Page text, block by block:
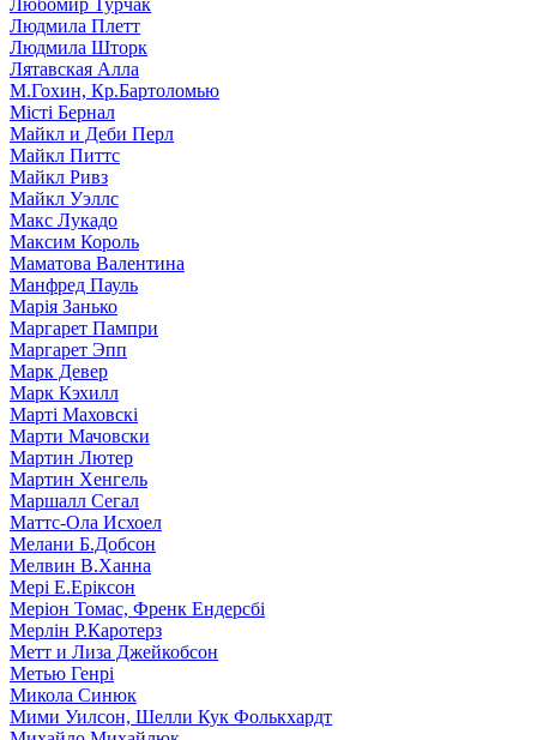
Любомир Турчак
Людмила Плетт
Людмила Шторк
Лятавская Алла
М.Гохин, Кр.Бартоломью
Місті Бернал
Майкл и Деби Перл
Майкл Питтс
Майкл Ривз
Майкл Уэллс
Макс Лукадо
Максим Король
Маматова Валентина
Манфред Пауль
Марія Занько
Маргарет Пампри
Маргарет Эпп
Марк Девер
Марк Кэхилл
Марті Маховскі
Марти Мачовски
Мартин Лютер
Мартин Хенгель
Маршалл Сегал
Маттс-Ола Исхоел
Мелани Б.Добсон
Мелвин В.Ханна
Мері Е.Еріксон
Меріон Томас, Френк Ендерсбі
Мерлін Р.Каротерз
Метт и Лиза Джейкобсон
Метью Генрі
Микола Синюк
Мими Уилсон, Шелли Кук Фолькхардт